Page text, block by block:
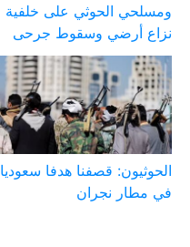
ومسلحي الحوثي على خلفية
نزاع أرضي وسقوط جرحى
الحوثيون: قصفنا هدفا سعوديا
في مطار نجران